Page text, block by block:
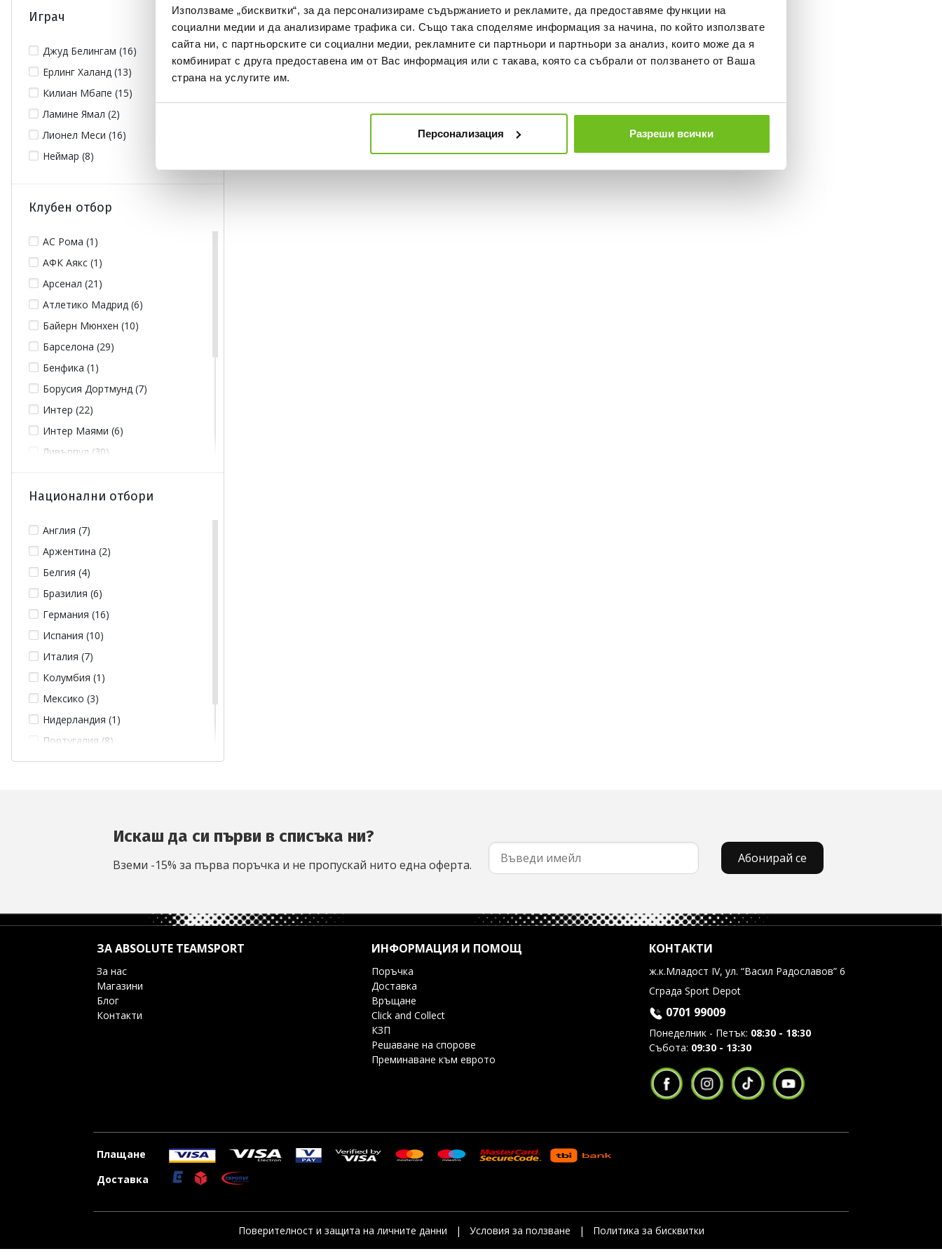
Използваме „бисквитки“, за да персонализираме съдържанието и рекламите, да предоставяме функции на
социални медии и да анализираме трафика си. Също така споделяме информация за начина, по който използвате
сайта ни, с партньорските си социални медии, рекламните си партньори и партньори за анализ, които може да я
комбинират с друга предоставена им от Вас информация или с такава, която са събрали от ползването от Ваша
страна на услугите им.
Персонализация Разреши всички
Играч
Джуд Белингам (16)
Ерлинг Халанд (13)
Килиан Мбапе (15)
Ламине Ямал (2)
Лионел Меси (16)
Неймар (8)
Клубен отбор
АС Рома (1)
АФК Аякс (1)
Арсенал (21)
Атлетико Мадрид (6)
Байерн Мюнхен (10)
Барселона (29)
Бенфика (1)
Борусия Дортмунд (7)
Интер (22)
Интер Маями (6)
Ливърпул (30)
Манчестър Сити (4)
Манчестър Юнайтед (31)
Пари Сен Жермен (58)
Реал Мадрид (47)
Тотнъм Хотспър (5)
Челси (16)
Ювентус (15)
Национални отбори
Англия (7)
Аржентина (2)
Белгия (4)
Бразилия (6)
Германия (16)
Испания (10)
Италия (7)
Колумбия (1)
Мексико (3)
Нидерландия (1)
Португалия (8)
Франция (7)
Искаш да си първи в списъка ни?
Вземи -15% за първа поръчка и не пропускай нито една оферта. Абонирай се
ЗА ABSOLUTE TEAMSPORT
За нас
Магазини
Блог
Контакти
ИНФОРМАЦИЯ И ПОМОЩ
Поръчка
Доставка
Връщане
Click and Collect
КЗП
Решаване на спорове
Преминаване към еврото
КОНТАКТИ
ж.к.Младост IV, ул. “Васил Радославов” 6
Сграда Sport Depot
0701 99009
Понеделник - Петък: 08:30 - 18:30
Събота: 09:30 - 13:30
Плащане
Доставка
Поверителност и защита на личните данни | Условия за ползване | Политика за бисквитки